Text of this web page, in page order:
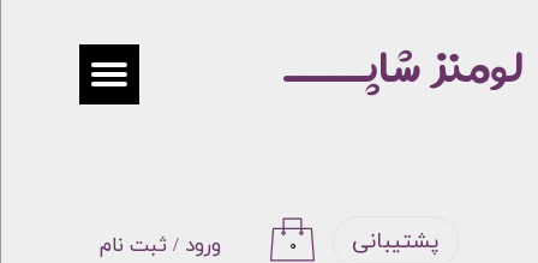
ورود / ثبت نام
حساب کاربری من
خروج از حساب کاربری
۰ پشتیبانی
لومنز شاپـــــ